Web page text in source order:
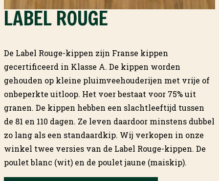
LABEL ROUGE
De Label Rouge-kippen zijn Franse kippen
gecertificeerd in Klasse A. De kippen worden
gehouden op kleine pluimveehouderijen met vrije of
onbeperkte uitloop. Het voer bestaat voor 75% uit
granen. De kippen hebben een slachtleeftijd tussen
de 81 en 110 dagen. Ze leven daardoor minstens dubbel
zo lang als een standaardkip. Wij verkopen in onze
winkel twee versies van de Label Rouge-kippen. De
poulet blanc (wit) en de poulet jaune (maiskip).